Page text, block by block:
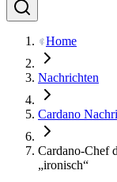
Home
Nachrichten
Cardano
Cardano-Chef
„ironisch“